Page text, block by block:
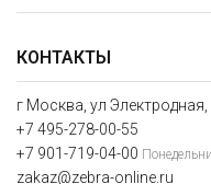
КОНТАКТЫ
г Москва, ул Электродная,
+7 495-278-00-55
+7 901-719-04-00
zakaz@zebra-online.ru